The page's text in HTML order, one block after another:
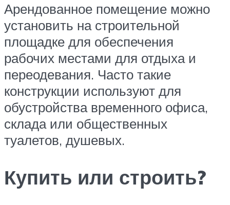
Арендованное помещение можно
установить на строительной
площадке для обеспечения
рабочих местами для отдыха и
переодевания. Часто такие
конструкции используют для
обустройства временного офиса,
склада или общественных
туалетов, душевых.
Купить или строить?